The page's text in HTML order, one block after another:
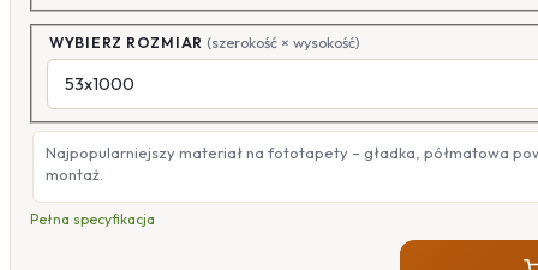
WYBIERZ ROZMIAR (szerokość × wysokość)
Najpopularniejszy materiał na fototapety – gładka, półmatowa
montaż.
Pełna specyfikacja